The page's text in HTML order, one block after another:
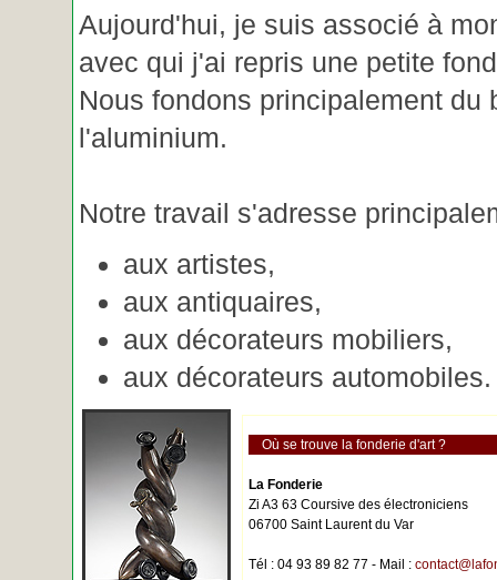
Aujourd'hui, je suis associé à
avec qui j'ai repris une petite
Nous fondons principalement
l'aluminium.
Notre travail s'adresse
aux artistes,
aux antiquaires,
aux décorateurs mobiliers,
aux décorateurs automobiles.
Où se trouve la fonderie d'art ?
La Fonderie
Zi A3 63 Coursive des électroniciens
06700 Saint Laurent du Var
Tél : 04 93 89 82 77 - Mail :